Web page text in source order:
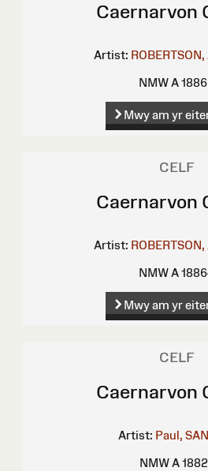
Caernarvon
Artist:
NMW A
Mwy am yr
CELF
Caernarvon
Artist:
NMW A
Mwy am yr
CELF
Caernarvon
Artist: Paul,
NMW A